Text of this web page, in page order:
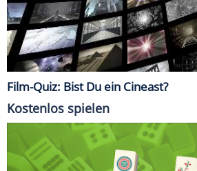
Film-Quiz: Bist Du ein Cineast?
Kostenlos spielen